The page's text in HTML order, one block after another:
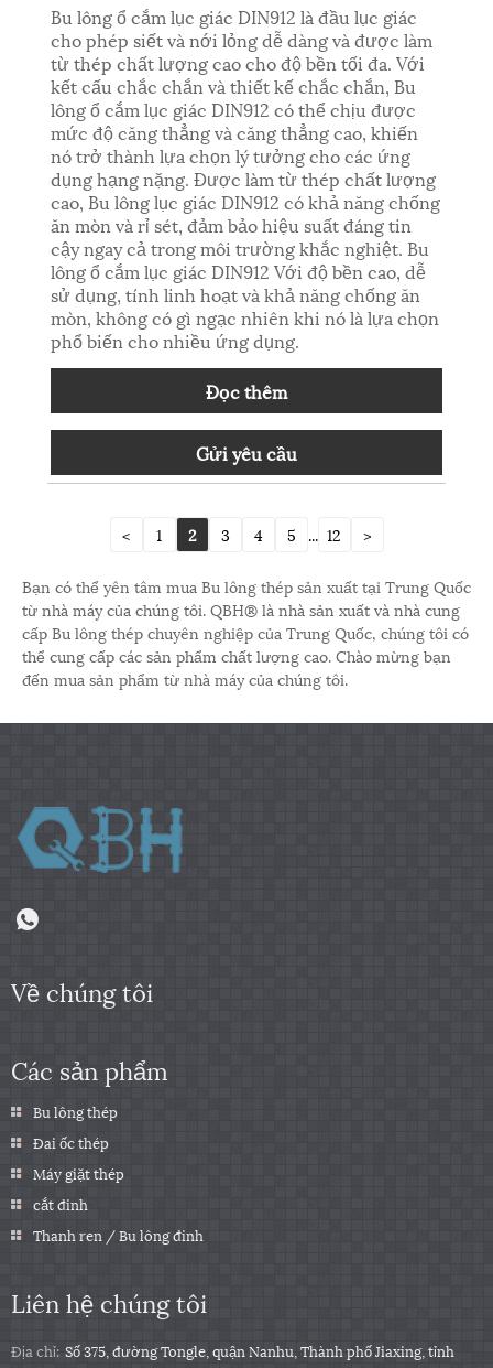
Bu lông ổ cắm lục giác DIN912 là đầu lục giác
cho phép siết và nới lỏng dễ dàng và được làm
từ thép chất lượng cao cho độ bền tối đa. Với
kết cấu chắc chắn và thiết kế chắc chắn, Bu
lông ổ cắm lục giác DIN912 có thể chịu được
mức độ căng thẳng và căng thẳng cao, khiến
nó trở thành lựa chọn lý tưởng cho các ứng
dụng hạng nặng. Được làm từ thép chất lượng
cao, Bu lông lục giác DIN912 có khả năng chống
ăn mòn và rỉ sét, đảm bảo hiệu suất đáng tin
cậy ngay cả trong môi trường khắc nghiệt. Bu
lông ổ cắm lục giác DIN912 Với độ bền cao, dễ
sử dụng, tính linh hoạt và khả năng chống ăn
mòn, không có gì ngạc nhiên khi nó là lựa chọn
phổ biến cho nhiều ứng dụng.
Đọc thêm
Gửi yêu cầu
< 1 2 3 4 5 ... 12 >
Bạn có thể yên tâm mua Bu lông thép sản xuất tại Trung Quốc
từ nhà máy của chúng tôi. QBH® là nhà sản xuất và nhà cung
cấp Bu lông thép chuyên nghiệp của Trung Quốc, chúng tôi có
thể cung cấp các sản phẩm chất lượng cao. Chào mừng bạn
đến mua sản phẩm từ nhà máy của chúng tôi.
Về chúng tôi
Các sản phẩm
Bu lông thép
Đai ốc thép
Máy giặt thép
cắt đinh
Thanh ren / Bu lông đinh
Liên hệ chúng tôi
Địa chỉ: Số 375, đường Tongle, quận Nanhu, Thành phố Jiaxing, tỉnh